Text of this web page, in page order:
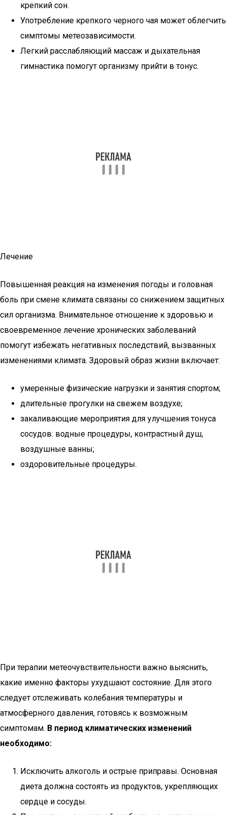
крепкий сон.
Употребление крепкого черного чая может облегчить
симптомы метеозависимости.
Легкий расслабляющий массаж и дыхательная
гимнастика помогут организму прийти в тонус.
Лечение
Повышенная реакция на изменения погоды и головная
боль при смене климата связаны со снижением защитных
сил организма. Внимательное отношение к здоровью и
своевременное лечение хронических заболеваний
помогут избежать негативных последствий, вызванных
изменениями климата. Здоровый образ жизни включает:
умеренные физические нагрузки и занятия спортом;
длительные прогулки на свежем воздухе;
закаливающие мероприятия для улучшения тонуса
сосудов: водные процедуры, контрастный душ,
воздушные ванны;
оздоровительные процедуры.
При терапии метеочувствительности важно выяснить,
какие именно факторы ухудшают состояние. Для этого
следует отслеживать колебания температуры и
атмосферного давления, готовясь к возможным
симптомам. В период климатических изменений
необходимо:
Исключить алкоголь и острые приправы. Основная
диета должна состоять из продуктов, укрепляющих
сердце и сосуды.